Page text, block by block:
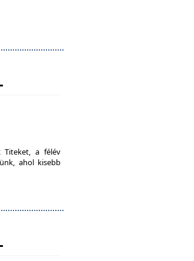
Titeket, a félév
ahol kisebb